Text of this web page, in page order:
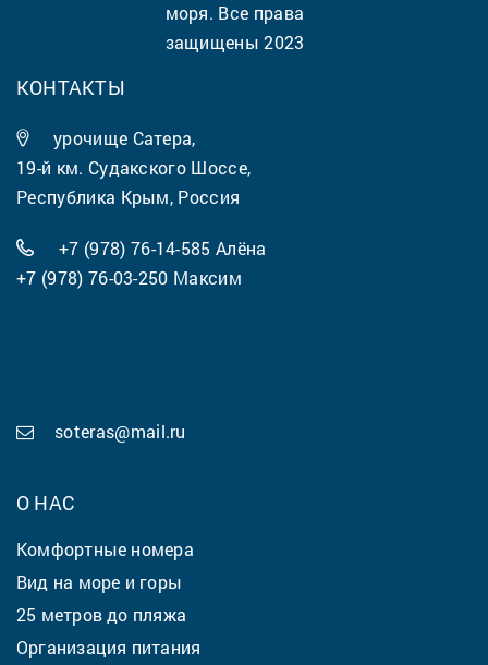
моря. Все права
защищены 2023
КОНТАКТЫ
урочище Сатера,
19-й км. Судакского Шоссе,
Республика Крым, Россия
+7 (978) 76-14-585 Алёна
+7 (978) 76-03-250 Максим
soteras@mail.ru
О НАС
Комфортные номера
Вид на море и горы
25 метров до пляжа
Организация питания